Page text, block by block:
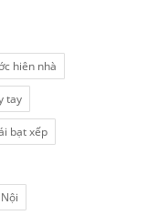
hiên nhà
tay
bạt xếp